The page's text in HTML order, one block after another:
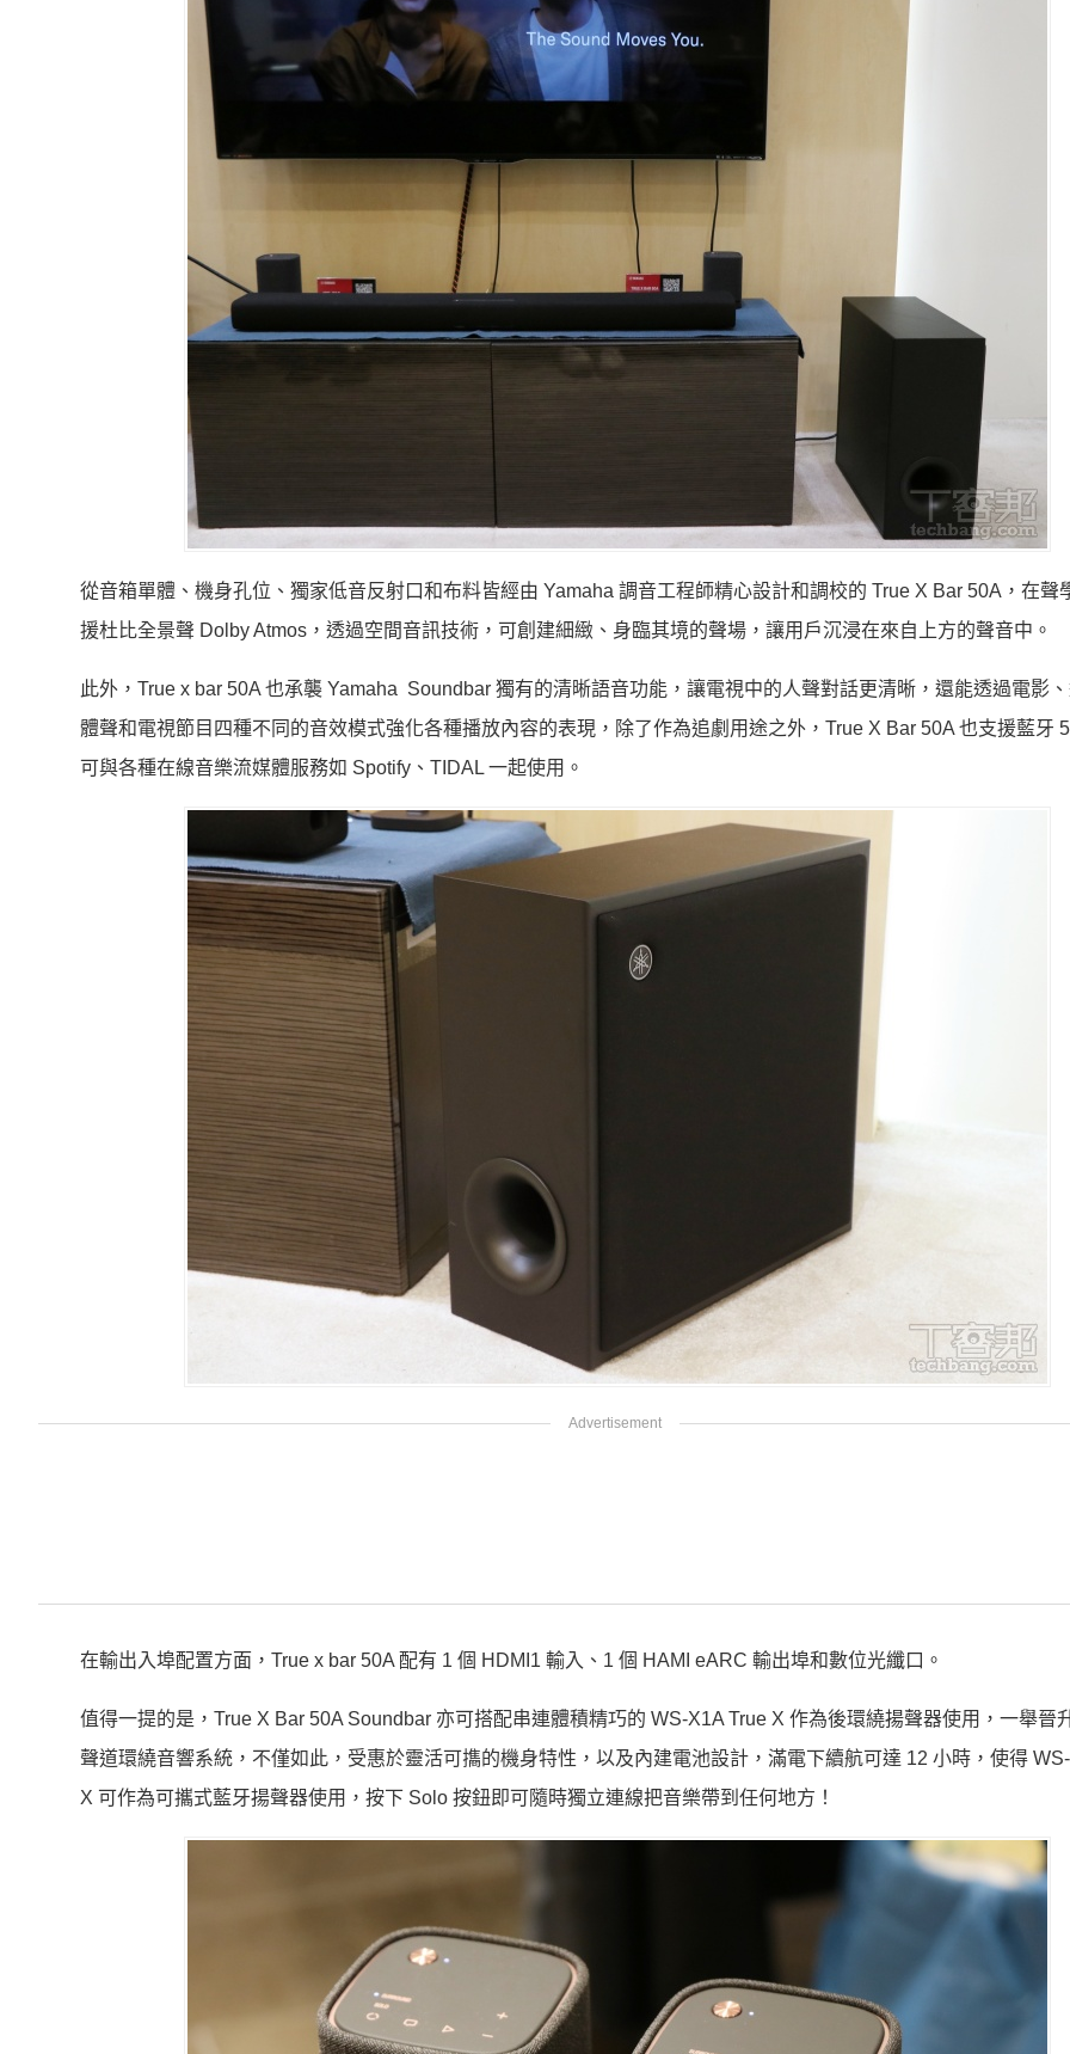
從音箱單體、機身孔位、獨家低音反射口和布料皆經由 Yamaha 調音工程師精心設計和調校的 True X Bar 50A，在聲
援杜比全景聲 Dolby Atmos，透過空間音訊技術，可創建細緻、身臨其境的聲場，讓用戶沉浸在來自上方的聲音中。
此外，True x bar 50A 也承襲 Yamaha Soundbar 獨有的清晰語音功能，讓電視中的人聲對話更清晰，還能透過電影
體聲和電視節目四種不同的音效模式強化各種播放內容的表現，除了作為追劇用途之外，True X Bar 50A 也支援藍牙
可與各種在線音樂流媒體服務如 Spotify、TIDAL 一起使用。
在輸出入埠配置方面，True x bar 50A 配有 1 個 HDMI1 輸入、1 個 HAMI eARC 輸出埠和數位光纖口。
值得一提的是，True X Bar 50A Soundbar 亦可搭配串連體積精巧的 WS-X1A True X 作為後環繞揚聲器使用，一舉晉
聲道環繞音響系統，不僅如此，受惠於靈活可㩦的機身特性，以及內建電池設計，滿電下續航可達 12 小時，使得
X 可作為可攜式藍牙揚聲器使用，按下 Solo 按鈕即可隨時獨立連線把音樂帶到任何地方！